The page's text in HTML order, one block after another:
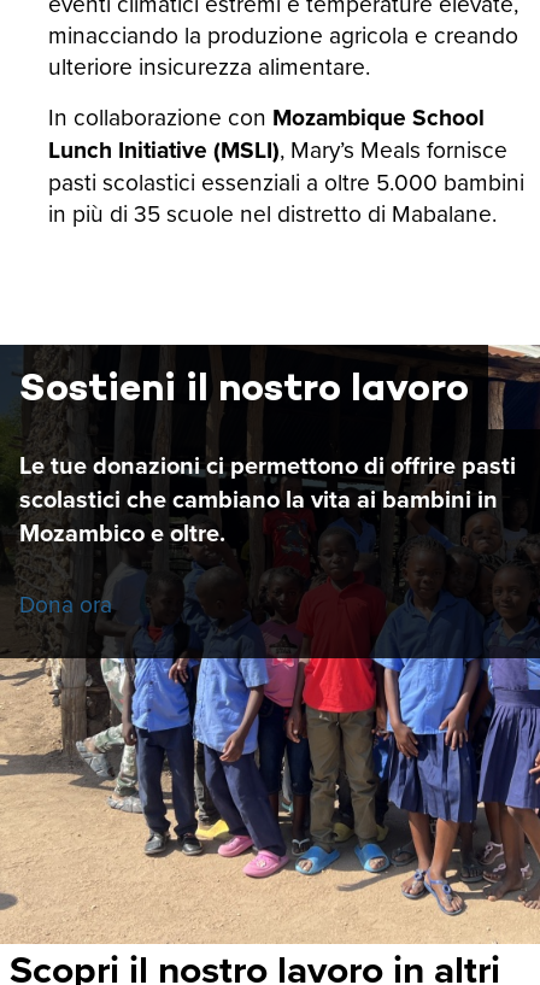
minacciando la produzione agricola e creando
ulteriore insicurezza alimentare.
In collaborazione con Mozambique School
Lunch Initiative (MSLI), Mary’s Meals fornisce
pasti scolastici essenziali a oltre 5.000 bambini
in più di 35 scuole nel distretto di Mabalane.
Sostieni il nostro lavoro
Le tue donazioni ci permettono di offrire pasti
scolastici che cambiano la vita ai bambini in
Mozambico e oltre.
Dona ora
Scopri il nostro lavoro in altri